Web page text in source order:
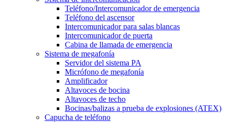
Teléfono/Intercomunicador de emergencia
Teléfono del ascensor
Intercomunicador para salas blancas
Intercomunicador de puerta
Cabina de llamada de emergencia
Sistema de megafonía
Servidor del sistema PA
Micrófono de megafonía
Amplificador
Altavoces de bocina
Altavoces de techo
Bocinas/balizas a prueba de explosiones (ATEX)
Capucha de teléfono